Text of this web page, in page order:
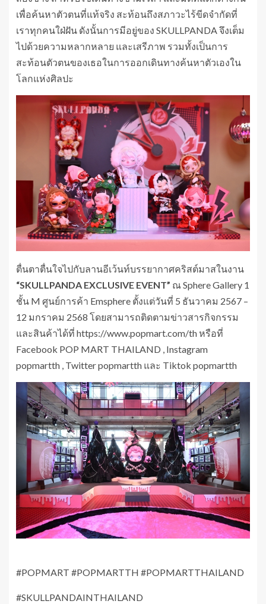
เพื่อค้นหาตัวตนที่แท้จริง สะท้อนถึงสภาวะไร้ขีดจำกัดที่
เราทุกคนใฝ่ฝัน ดังนั้นการมีอยู่ของ SKULLPANDA จึงเต็ม
ไปด้วยความหลากหลาย และเสรีภาพ รวมทั้งเป็นการ
สะท้อนตัวตนของเธอในการออกเดินทางค้นหาตัวเองใน
โลกแห่งศิลปะ
ตื่นตาตื่นใจไปกับลานอีเว้นท์บรรยากาศคริสต์มาสในงาน
“SKULLPANDA EXCLUSIVE EVENT” ณ Sphere Gallery 1
ชั้น M ศูนย์การค้า Emsphere ตั้งแต่วันที่ 5 ธันวาคม 2567 –
12 มกราคม 2568 โดยสามารถติดตามข่าวสารกิจกรรม
และสินค้าได้ที่ https://www.popmart.com/th หรือที่
Facebook POP MART THAILAND , Instagram
popmartth , Twitter popmartth และ Tiktok popmartth
#POPMART #POPMARTTH #POPMARTTHAILAND
#SKULLPANDAINTHAILAND